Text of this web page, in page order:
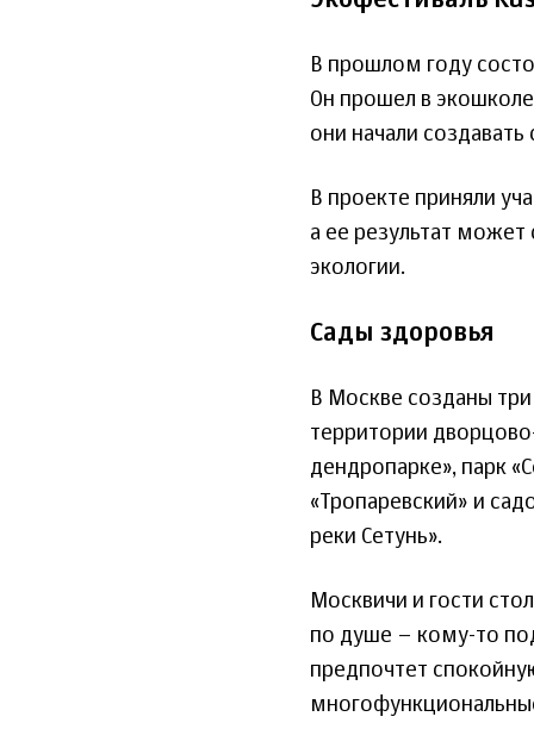
В прошлом году
Он прошел в
они начали
В проекте приняли
а ее результат
экологии.
Сады здоровья
В Москве созданы три
территории
дендропарке», парк
«Тропаревский» и
реки Сетунь».
Москвичи и гости
по душе – кому-то
предпочтет